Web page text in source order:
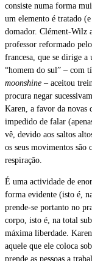
consiste numa forma
um elemento é tratado
domador. Clément-Wilz
professor reformado
francesa, que se dirige
“homem do sul” – com
moonshine – aceitou
procura negar
Karen, a favor da novas
impedido de falar
vê, devido aos saltos
os seus movimentos
respiração.
É uma actividade de
forma evidente (isto é,
prende-se portanto no
corpo, isto é, na total
máxima liberdade.
aquele que ele coloca
prende as pessoas a